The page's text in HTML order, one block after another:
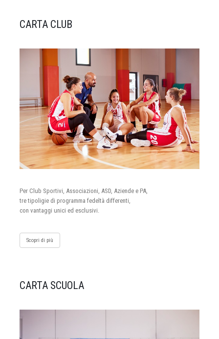
CARTA CLUB
Per Club Sportivi, Associazioni, ASD, Aziende e PA,
tre tipoligie di programma fedeltà differenti,
con vantaggi unici ed esclusivi.
Scopri di più
CARTA SCUOLA